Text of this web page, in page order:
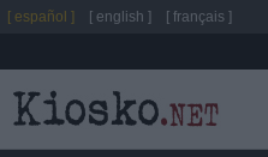
[ español ] [ english ] [ français ]